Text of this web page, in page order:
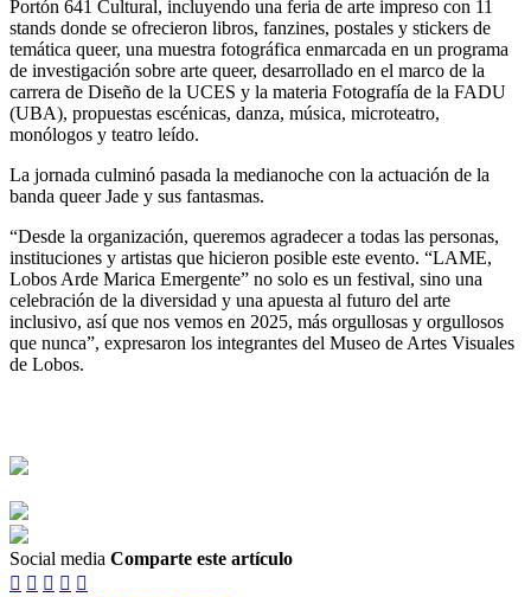
Portón 641 Cultural, incluyendo una feria de arte impreso con 11
stands donde se ofrecieron libros, fanzines, postales y stickers de
temática queer, una muestra fotográfica enmarcada en un programa
de investigación sobre arte queer, desarrollado en el marco de la
carrera de Diseño de la UCES y la materia Fotografía de la FADU
(UBA), propuestas escénicas, danza, música, microteatro,
monólogos y teatro leído.
La jornada culminó pasada la medianoche con la actuación de la
banda queer Jade y sus fantasmas.
“Desde la organización, queremos agradecer a todas las personas,
instituciones y artistas que hicieron posible este evento. “LAME,
Lobos Arde Marica Emergente” no solo es un festival, sino una
celebración de la diversidad y una apuesta al futuro del arte
inclusivo, así que nos vemos en 2025, más orgullosas y orgullosos
que nunca”, expresaron los integrantes del Museo de Artes Visuales
de Lobos.
Social media Comparte este artículo
    